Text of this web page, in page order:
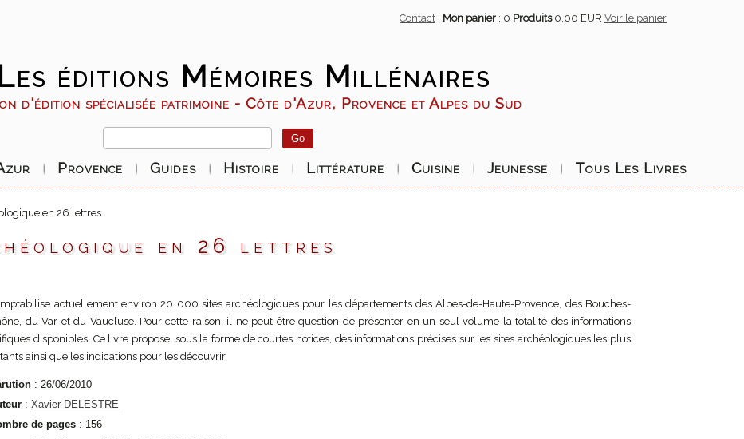
Contact Mon panier : 0 Produits 0.00 EUR Voir le panier
Les éditions Mémoires Millénaires
d'édition spécialisée patrimoine - Côte d'Azur, Provence et Alpes du Sud
Provence Guides Histoire Littérature Cuisine Jeunesse Tous Les Livres
en 26 lettres
en 26 lettres
actuellement environ 20 000 sites archéologiques pour les départements des Alpes-de-Haute-Provence, des Bouches-
du Var et du Vaucluse. Pour cette raison, il ne peut être question de présenter en un seul volume la totalité des informations
disponibles. Ce livre propose, sous la forme de courtes notices, des informations précises sur les sites archéologiques les plus
ainsi que les indications pour les découvrir.
: 26/06/2010
:Xavier DELESTRE
de pages : 156